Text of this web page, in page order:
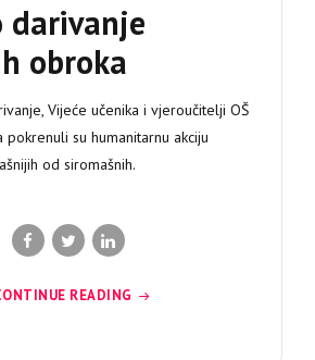
darivanje
obroka
Vijeće učenika i vjeroučitelji OŠ
pokrenuli su humanitarnu akciju
od siromašnih.
READING